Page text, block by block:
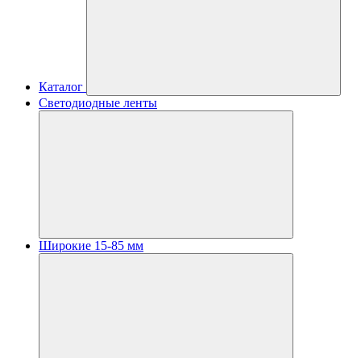
Каталог
Светодиодные ленты
Широкие 15-85 мм